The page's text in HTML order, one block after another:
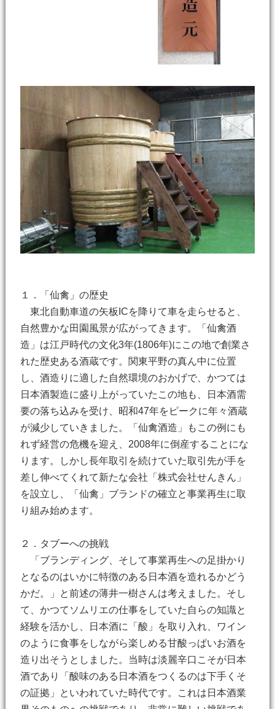
１．「仙禽」の歴史
東北自動車道の矢板ICを降りて車を走らせると、
自然豊かな田園風景が広がってきます。「仙禽酒
造」は江戸時代の文化3年(1806年)にこの地で創業さ
れた歴史ある酒蔵です。関東平野の真ん中に位置
し、酒造りに適した自然環境のおかげで、かつては
日本酒製造に盛り上がっていたこの地も、日本酒需
要の落ち込みを受け、昭和47年をピークに年々酒蔵
が減少していきました。「仙禽酒造」もこの例にも
れず経営の危機を迎え、2008年に倒産することにな
ります。しかし長年取引を続けていた取引先が手を
差し伸べてくれて新たな会社「株式会社せんきん」
を設立し、「仙禽」ブランドの確立と事業再生に取
り組み始めます。
２．タブーへの挑戦
「ブランディング、そして事業再生への足掛かり
となるのはいかに特徴のある日本酒を造れるかどう
かだ。」と前述の薄井一樹さんは考えました。そし
て、かつてソムリエの仕事をしていた自らの知識と
経験を活かし、日本酒に「酸」を取り入れ、ワイン
のように食事をしながら楽しめる甘酸っぱいお酒を
造り出そうとしました。当時は淡麗辛口こそが日本
酒であり「酸味のある日本酒をつくるのは下手くそ
の証拠」といわれていた時代です。これは日本酒業